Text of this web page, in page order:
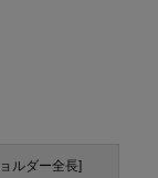
ルダー全長]